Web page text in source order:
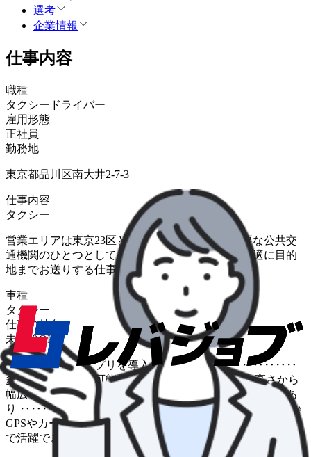
選考
企業情報
仕事内容
職種
タクシードライバー
雇用形態
正社員
勤務地
東京都品川区南大井2-7-3
仕事内容
タクシー
営業エリアは東京23区と武蔵野市・三鷹市。 重要な公共交
通機関のひとつとして、 お客様を安全・迅速・快適に目的
地までお送りする仕事です。
車種
タクシー
仕事の特色
未経験OK
◎タクシー配車アプリを導入 ‥‥‥‥‥‥‥‥‥‥‥‥‥
多様な決済方法が可能な 「S.RIDE」は、利便性の高さから
幅広いお客様に指示されています。 ◎ハイグレード車両あ
り ‥‥‥‥‥‥‥‥‥‥‥‥‥ JPNタクシーも順次導入中♪
GPSやカーナビなど装備も充実した 運転しやすい快適な車
で活躍できます。